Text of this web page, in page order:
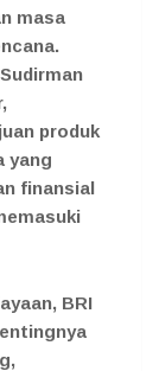
masa
produk
yang
finansial
BRI